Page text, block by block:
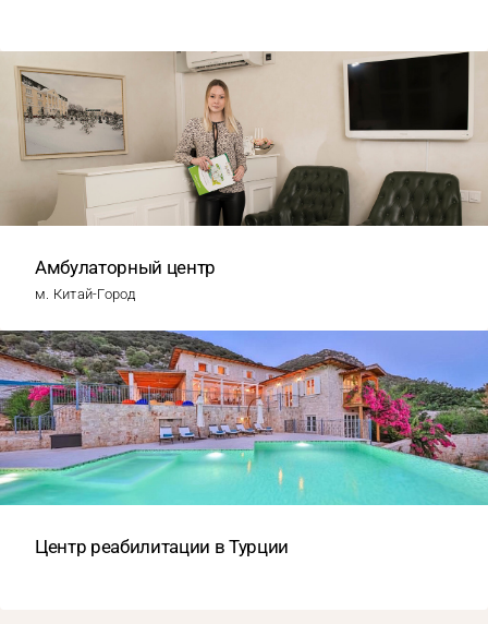
Амбулаторный центр
м. Китай-Город
Центр реабилитации в Турции